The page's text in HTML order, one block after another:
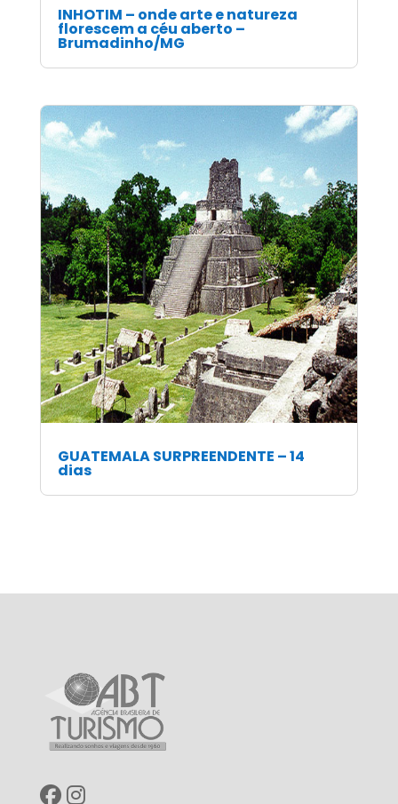
INHOTIM – onde arte e natureza
florescem a céu aberto –
Brumadinho/MG
GUATEMALA SURPREENDENTE – 14
dias